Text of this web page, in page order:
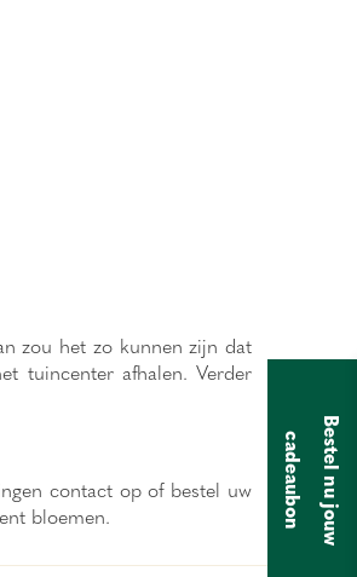
zou het zo kunnen zijn dat
tuincenter afhalen. Verder
contact op of bestel uw
bloemen.
B
e
s
t
e
l
n
u
j
o
u
w
ca
d
e
a
u
b
o
n